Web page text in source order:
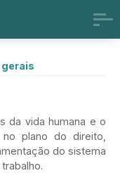
da vida humana e o
plano do direito,
do sistema